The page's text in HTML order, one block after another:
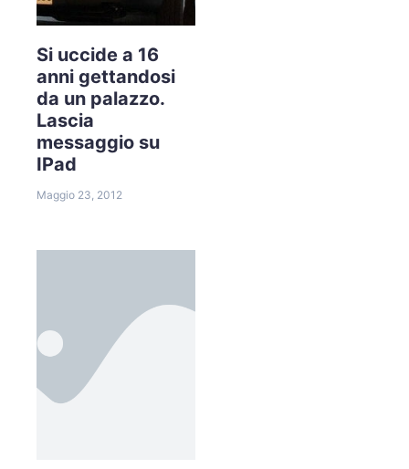
Si uccide a 16
anni gettandosi
da un palazzo.
Lascia
messaggio su
IPad
Maggio 23, 2012